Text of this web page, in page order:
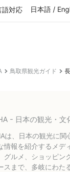
語対応 日本語 /
鳥取県観光ガイド
- 日本の観光・文
は、日本の観光に
情報を紹介するメデ
グルメ、ショッピン
スまで、多岐にわた